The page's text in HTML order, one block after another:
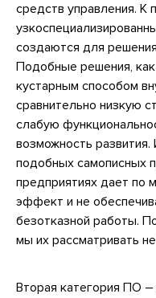
средств управления. К
создаются для
Подобные решения,
кустарным способом
сравнительно низкую
слабую
возможность
подобных самописных
предприятиях дает по
эффект и не
безотказной работы.
мы их рассматривать
Вторая категория ПО